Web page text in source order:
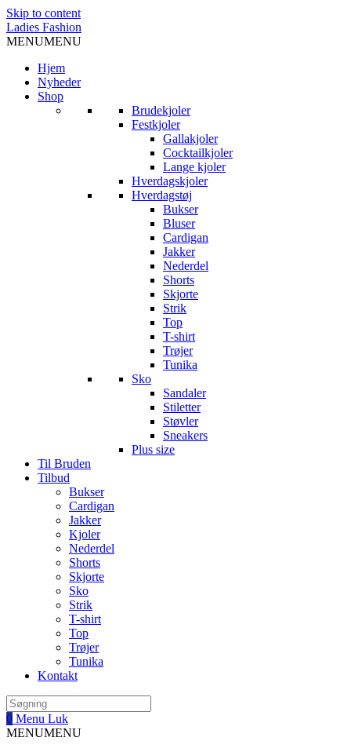
Skip to content
Ladies Fashion
MENUMENU
Hjem
Nyheder
Shop
Brudekjoler
Festkjoler
Gallakjoler
Cocktailkjoler
Lange kjoler
Hverdagskjoler
Hverdagstøj
Bukser
Bluser
Cardigan
Jakker
Nederdel
Shorts
Skjorte
Strik
Top
T-shirt
Trøjer
Tunika
Sko
Sandaler
Stiletter
Støvler
Sneakers
Plus size
Til Bruden
Tilbud
Bukser
Cardigan
Jakker
Kjoler
Nederdel
Shorts
Skjorte
Sko
Strik
T-shirt
Top
Trøjer
Tunika
Kontakt
0 Menu Luk
MENUMENU